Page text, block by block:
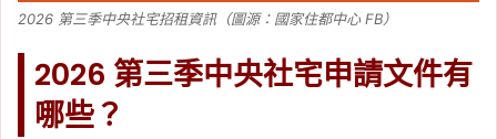
2026 第三季中央社宅招租資訊（圖源：國家住都中心 FB）
2026 第三季中央社宅申請文件有
哪些？